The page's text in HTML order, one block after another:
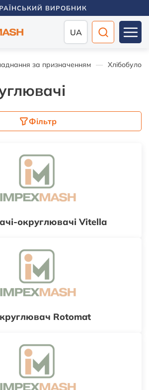
ВИРОБНИК
UA
за призначенням
Фільтр
округлювачі Vitella
Rotomat